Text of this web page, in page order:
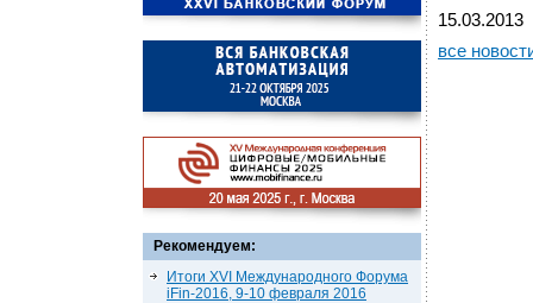
Рекомендуем:
Итоги XVI Международного Форума
iFin-2016, 9-10 февраля 2016
15.03.2013
все